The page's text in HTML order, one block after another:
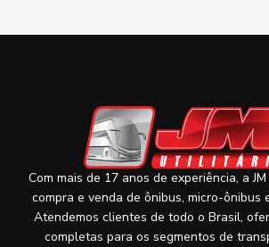
Com mais de 17 anos de experiência, a
compra e venda de ônibus, micro-ônibus
Atendemos clientes de todo o Brasil,
completas para os segmentos de